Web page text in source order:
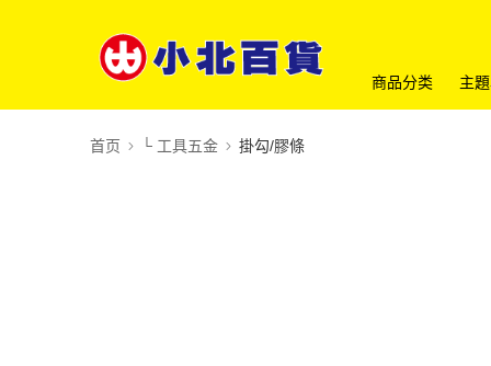
商品分类 主
首页 └ 工具五金 掛勾/膠條